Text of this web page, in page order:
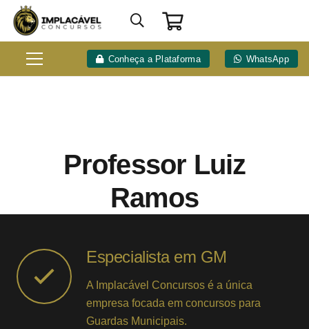
Conheça a Plataforma WhatsApp
Professor Luiz
Ramos
Especialista em GM
A Implacável Concursos é a única
empresa focada em concursos para
Guardas Municipais.